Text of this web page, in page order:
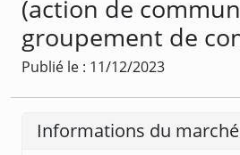
(action de
groupement de
Publié le : 11/12/2023
Informations du marché